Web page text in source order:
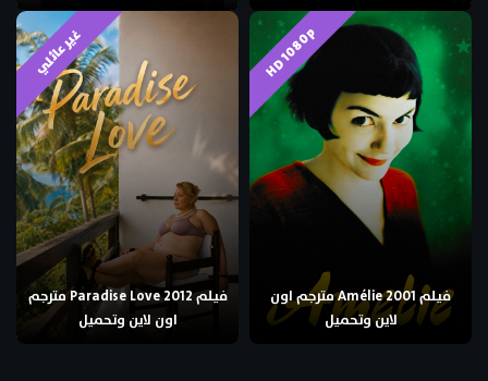
HD 1080p
فيلم Amélie 2001 مترجم اون
لاين وتحميل
غير عائلي
فيلم Paradise Love 2012 مترجم
اون لاين وتحميل